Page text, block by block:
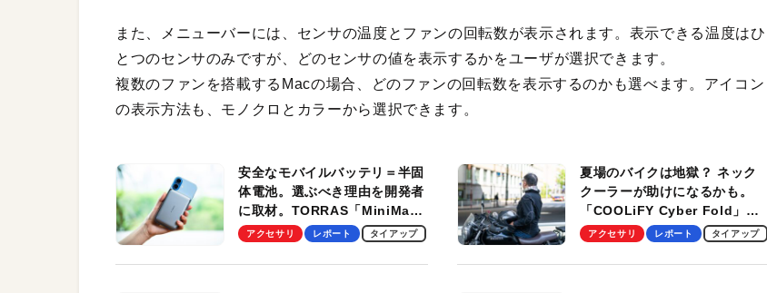
また、メニューバーには、センサの温度とファンの回転数が表示されます。表示できる温度はひ
とつのセンサのみですが、どのセンサの値を表示するかをユーザが選択できます。
複数のファンを搭載するMacの場合、どのファンの回転数を表示するのかも選べます。アイコン
の表示方法も、モノクロとカラーから選択できます。
安全なモバイルバッテリ＝半固
体電池。選ぶべき理由を開発者
に取材。TORRAS「MiniMag
Pro」の実機レビューも
アクセサリ レポート タイアップ
夏場のバイクは地獄？ ネック
クーラーが助けになるかも。
「COOLiFY Cyber Fold」レ
ビュー。冷却の速さ、密着する
性がグッド！
アクセサリ レポート タイアップ